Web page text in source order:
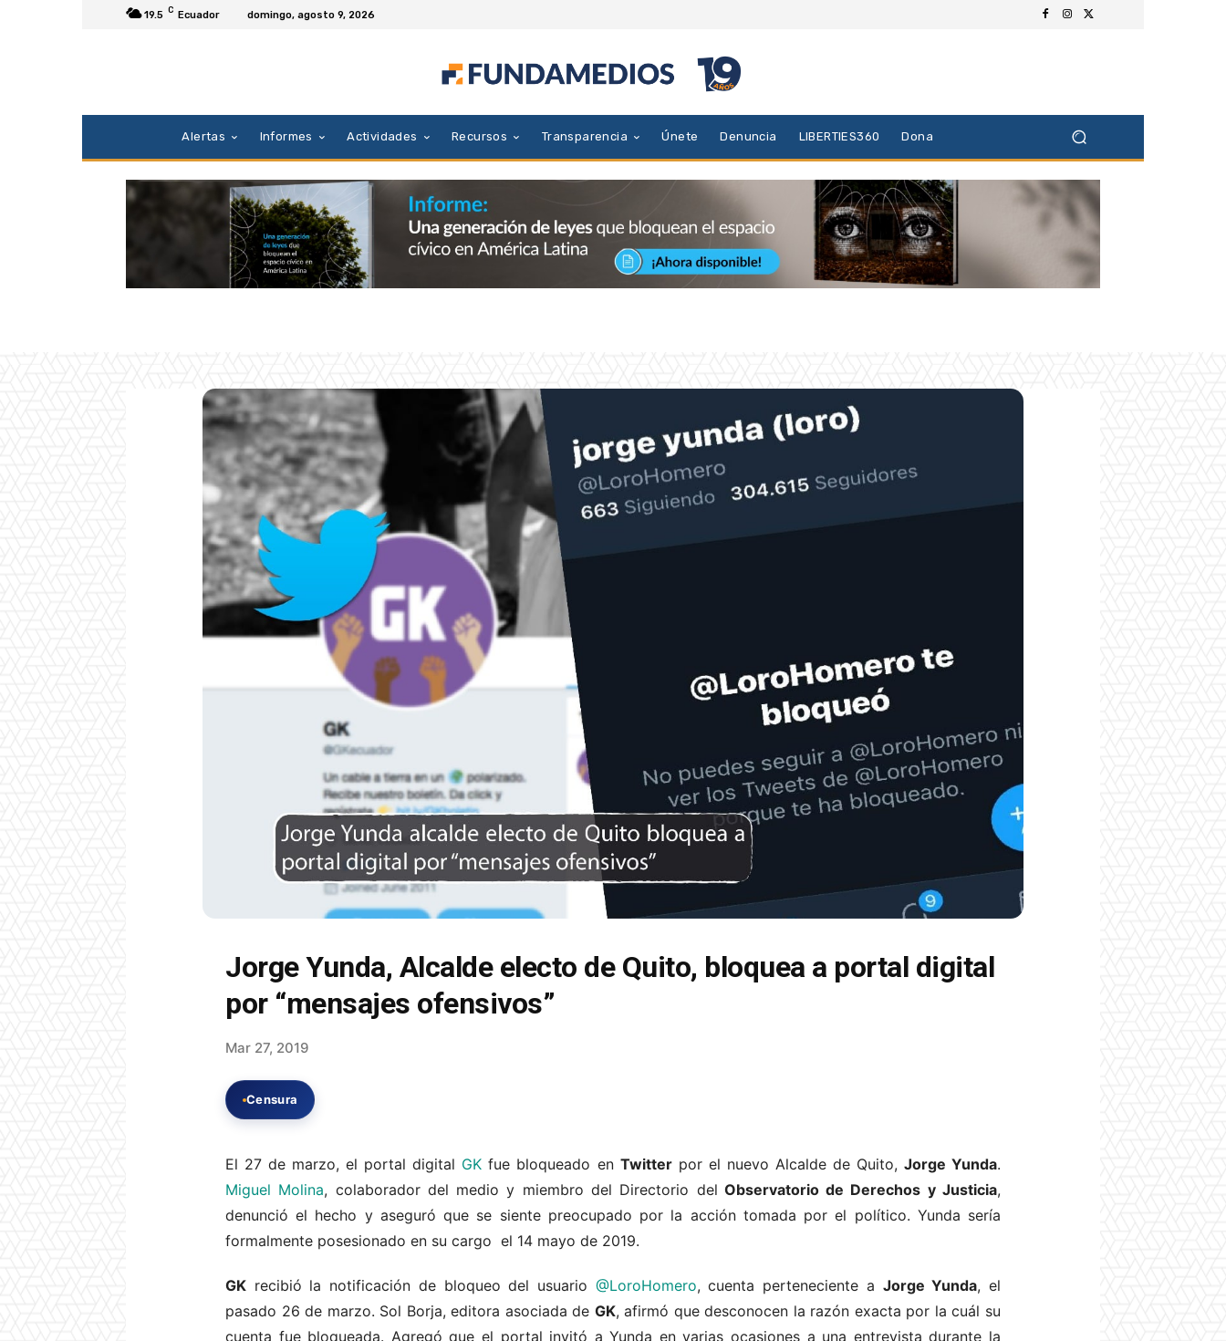
19.5 C Ecuador domingo, agosto 9, 2026
Alertas Informes Actividades Recursos Transparencia Únete Denuncia LIBERTIES360 Dona
Jorge Yunda, Alcalde electo de Quito, bloquea a portal digital
por “mensajes ofensivos”
Mar 27, 2019
Censura
El 27 de marzo, el portal digital GK fue bloqueado en Twitterpor el nuevo Alcalde de Quito, Jorge Yunda.
Miguel Molina, colaborador del medio y miembro del Directorio del Observatorio de Derechos y Justicia,
denunció el hecho y aseguró que se siente preocupado por la acción tomada por el político. Yunda sería
formalmente posesionado en su cargo el 14 mayo de 2019.
GK recibió la notificación de bloqueo del usuario @LoroHomero, cuenta perteneciente a Jorge Yunda, el
pasado 26 de marzo. Sol Borja, editora asociada de GK, afirmó que desconocen la razón exacta por la cuál su
cuenta fue bloqueada. Agregó que el portal invitó a Yunda en varias ocasiones a una entrevista durante la